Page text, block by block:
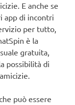
E anche se
app di incontri
per tutto,
è la
gratuita,
possibilità di
può essere